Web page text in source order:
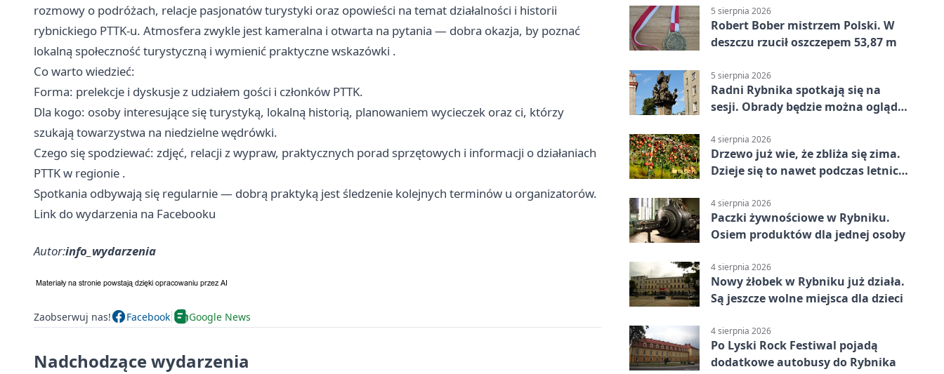
rozmowy o podróżach, relacje pasjonatów turystyki oraz opowieści na temat działalności i historii
rybnickiego PTTK-u. Atmosfera zwykle jest kameralna i otwarta na pytania — dobra okazja, by poznać
lokalną społeczność turystyczną i wymienić praktyczne wskazówki .
Co warto wiedzieć:
Forma: prelekcje i dyskusje z udziałem gości i członków PTTK.
Dla kogo: osoby interesujące się turystyką, lokalną historią, planowaniem wycieczek oraz ci, którzy
szukają towarzystwa na niedzielne wędrówki.
Czego się spodziewać: zdjęć, relacji z wypraw, praktycznych porad sprzętowych i informacji o działaniach
PTTK w regionie .
Spotkania odbywają się regularnie — dobrą praktyką jest śledzenie kolejnych terminów u organizatorów.
Link do wydarzenia na Facebooku
Autor:info_wydarzenia
Zaobserwuj nas! Facebook Google News
Nadchodzące wydarzenia
5 sierpnia 2026
Robert Bober mistrzem Polski. W
deszczu rzucił oszczepem 53,87 m
5 sierpnia 2026
Radni Rybnika spotkają się na
sesji. Obrady będzie można oglądać
4 sierpnia 2026
Drzewo już wie, że zbliża się zima.
Dzieje się to nawet podczas letnich
4 sierpnia 2026
Paczki żywnościowe w Rybniku.
Osiem produktów dla jednej osoby
4 sierpnia 2026
Nowy żłobek w Rybniku już działa.
Są jeszcze wolne miejsca dla dzieci
4 sierpnia 2026
Po Lyski Rock Festiwal pojadą
dodatkowe autobusy do Rybnika